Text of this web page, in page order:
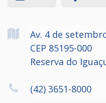
Av. 4 de
CEP 85195-000
Reserva do
(42) 3651-8000